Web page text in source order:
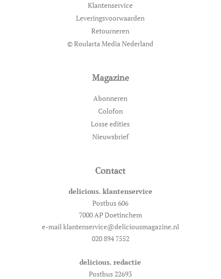
Klantenservice
Leveringsvoorwaarden
Retourneren
© Roularta Media Nederland
Magazine
Abonneren
Colofon
Losse edities
Nieuwsbrief
Contact
delicious. klantenservice
Postbus 606
7000 AP Doetinchem
e-mail klantenservice@deliciousmagazine.nl
020 894 7552
delicious. redactie
Postbus 22693